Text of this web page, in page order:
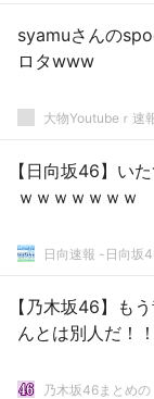
syamuさんの
ロタwww
大物Youtubeｒ速
【日向坂46】い
ｗｗｗｗｗｗｗ
日向速報 -日向坂
【乃木坂46】も
んとは別人だ！！
乃木坂46まとめの